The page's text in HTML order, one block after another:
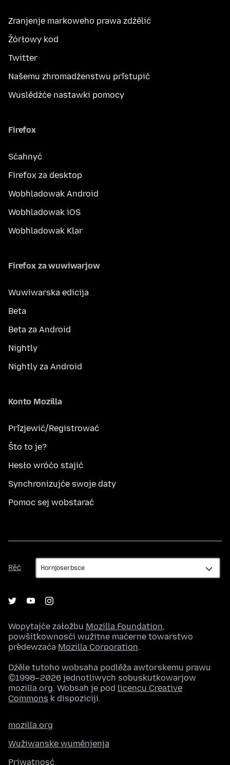
Zranjenje markoweho prawa zdźělić
Žórłowy kod
Twitter
Našemu zhromadźenstwu přistupić
Wuslědźće nastawki pomocy
Firefox
Sćahnyć
Firefox za desktop
Wobhladowak Android
Wobhladowak iOS
Wobhladowak Klar
Firefox za wuwiwarjow
Wuwiwarska edicija
Beta
Beta za Android
Nightly
Nightly za Android
Konto Mozilla
Přizjewić/Registrować
Što to je?
Hesło wróćo stajić
Synchronizujće swoje daty
Pomoc sej wobstarać
Rěč
Rěč
Wopytajće załožbu Mozilla Foundation,
powšitkownosći wužitne maćerne towarstwo
předewzaća Mozilla Corporation.
Dźěle tutoho wobsaha podlěža awtorskemu prawu
©1998–2026 jednotliwych sobuskutkowarjow
mozilla.org. Wobsah je pod licencu Creative
Commons k dispoziciji.
mozilla.org
Wužiwanske wuměnjenja
Priwatnosć